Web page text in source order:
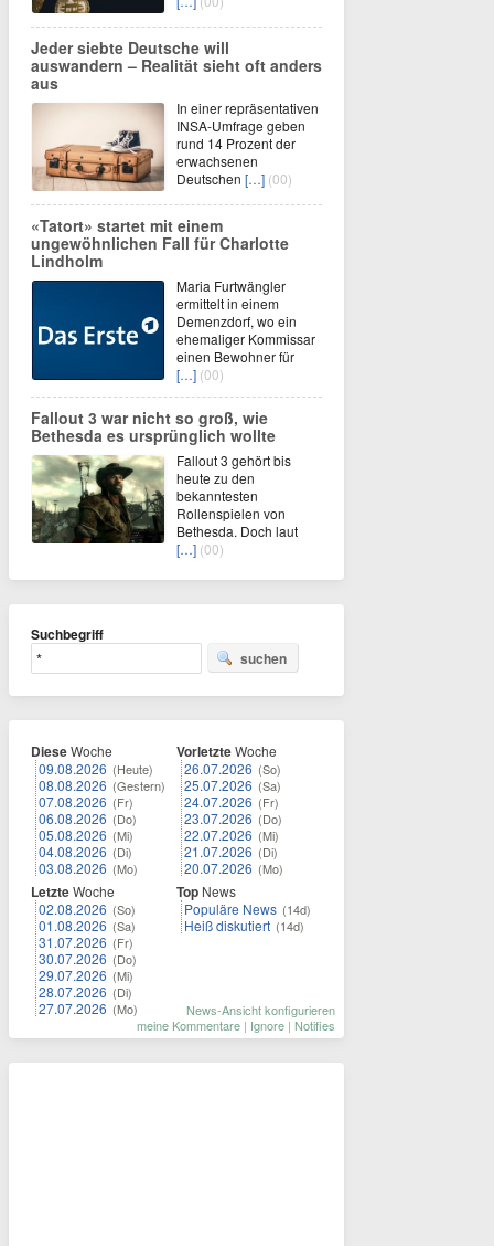
Jeder siebte Deutsche will
auswandern – Realität sieht oft anders
aus
In einer repräsentativen
INSA-Umfrage geben
rund 14 Prozent der
erwachsenen
Deutschen […] (00)
«Tatort» startet mit einem
ungewöhnlichen Fall für Charlotte
Lindholm
Maria Furtwängler
ermittelt in einem
Demenzdorf, wo ein
ehemaliger Kommissar
einen Bewohner für
[…] (00)
Fallout 3 war nicht so groß, wie
Bethesda es ursprünglich wollte
Fallout 3 gehört bis
heute zu den
bekanntesten
Rollenspielen von
Bethesda. Doch laut
[…] (00)
Suchbegriff
suchen
DieseWoche
09.08.2026 (Heute)
08.08.2026 (Gestern)
07.08.2026 (Fr)
06.08.2026 (Do)
05.08.2026 (Mi)
04.08.2026 (Di)
03.08.2026 (Mo)
LetzteWoche
02.08.2026 (So)
01.08.2026 (Sa)
31.07.2026 (Fr)
30.07.2026 (Do)
29.07.2026 (Mi)
28.07.2026 (Di)
27.07.2026 (Mo)
VorletzteWoche
26.07.2026 (So)
25.07.2026 (Sa)
24.07.2026 (Fr)
23.07.2026 (Do)
22.07.2026 (Mi)
21.07.2026 (Di)
20.07.2026 (Mo)
Top News
Populäre News (14d)
Heiß diskutiert (14d)
News-Ansicht konfigurieren
meine Kommentare | Ignore | Notifies